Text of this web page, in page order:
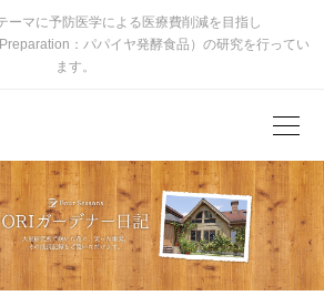
ーマに予防医学による医療費削減を目指し
：パパイヤ発酵食品）の研究を行ってい
ます。